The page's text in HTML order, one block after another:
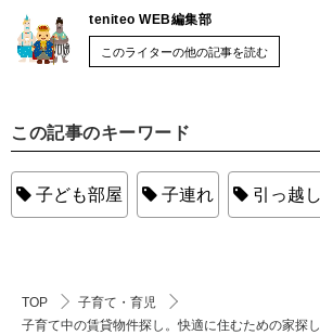
teniteo WEB編集部
このライターの他の記事を読む
この記事のキーワード
子ども部屋 子連れ 引っ越し
TOP
子育て・育児
子育て中の賃貸物件探し。快適に住むための家探